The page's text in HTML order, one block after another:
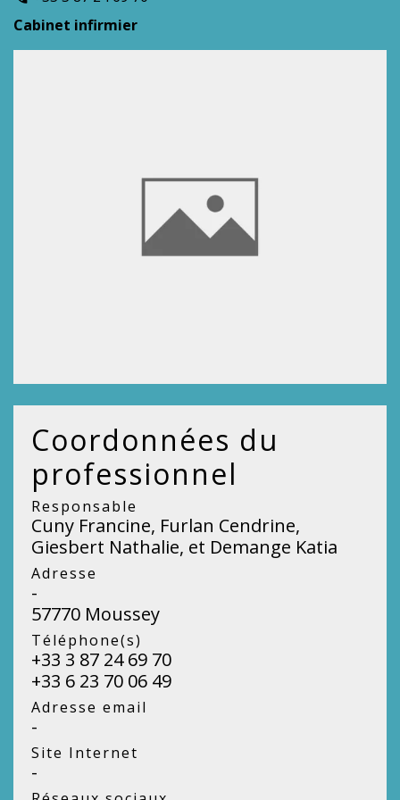
Cabinet infirmier
Coordonnées du
professionnel
Responsable
Cuny Francine, Furlan Cendrine,
Giesbert Nathalie, et Demange Katia
Adresse
-
57770 Moussey
Téléphone(s)
+33 3 87 24 69 70
+33 6 23 70 06 49
Adresse email
-
Site Internet
-